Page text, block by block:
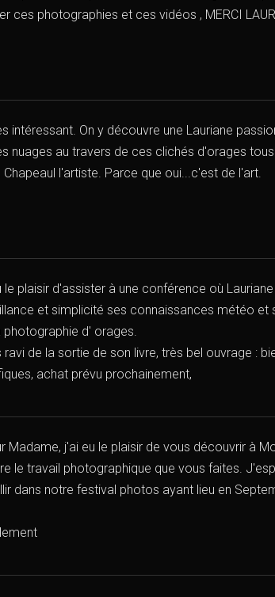
ces photographies et ces vidéos , MERCI
intéressant. On y découvre une Lauriane
nuages au travers de ces clichés d'orages
Chapeaul l'artiste. Parce que oui...c'est de l'art.
le plaisir d'assister à une conférence où
et simplicité ses connaissances météo et
photographie d' orages.
ravi de la sortie de son livre, très bel ouvrage :
achat prévu prochainement,
Madame, j'ai eu le plaisir de vous découvrir à
le travail photographique que vous faites.
dans notre festival photos ayant lieu en